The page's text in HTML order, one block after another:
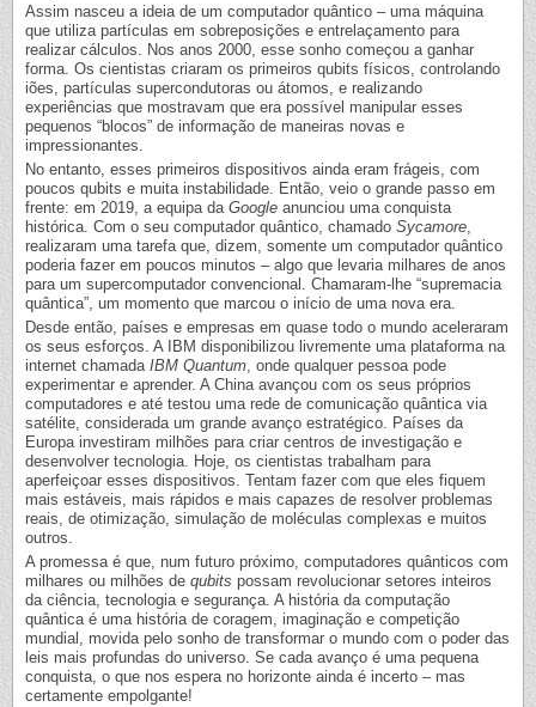
Assim nasceu a ideia de um computador quântico – uma máquina
que utiliza partículas em sobreposições e entrelaçamento para
realizar cálculos. Nos anos 2000, esse sonho começou a ganhar
forma. Os cientistas criaram os primeiros qubits físicos, controlando
iões, partículas supercondutoras ou átomos, e realizando
experiências que mostravam que era possível manipular esses
pequenos “blocos” de informação de maneiras novas e
impressionantes.
No entanto, esses primeiros dispositivos ainda eram frágeis, com
poucos qubits e muita instabilidade. Então, veio o grande passo em
frente: em 2019, a equipa da Google anunciou uma conquista
histórica. Com o seu computador quântico, chamado Sycamore,
realizaram uma tarefa que, dizem, somente um computador quântico
poderia fazer em poucos minutos – algo que levaria milhares de anos
para um supercomputador convencional. Chamaram-lhe “supremacia
quântica”, um momento que marcou o início de uma nova era.
Desde então, países e empresas em quase todo o mundo aceleraram
os seus esforços. A IBM disponibilizou livremente uma plataforma na
internet chamada IBM Quantum, onde qualquer pessoa pode
experimentar e aprender. A China avançou com os seus próprios
computadores e até testou uma rede de comunicação quântica via
satélite, considerada um grande avanço estratégico. Países da
Europa investiram milhões para criar centros de investigação e
desenvolver tecnologia. Hoje, os cientistas trabalham para
aperfeiçoar esses dispositivos. Tentam fazer com que eles fiquem
mais estáveis, mais rápidos e mais capazes de resolver problemas
reais, de otimização, simulação de moléculas complexas e muitos
outros.
A promessa é que, num futuro próximo, computadores quânticos com
milhares ou milhões de qubits possam revolucionar setores inteiros
da ciência, tecnologia e segurança. A história da computação
quântica é uma história de coragem, imaginação e competição
mundial, movida pelo sonho de transformar o mundo com o poder das
leis mais profundas do universo. Se cada avanço é uma pequena
conquista, o que nos espera no horizonte ainda é incerto – mas
certamente empolgante!